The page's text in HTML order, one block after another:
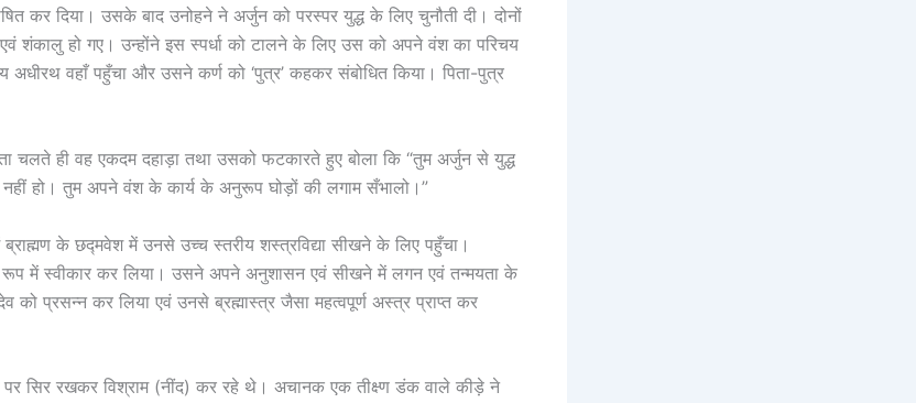
कर दिया। उसके बाद उनोहने ने अर्जुन को परस्पर युद्ध के लिए चुनौती दी। दोनों
शंकालु हो गए। उन्होंने इस स्पर्धा को टालने के लिए उस को अपने वंश का परिचय
वहाँ पहुँचा और उसने कर्ण को ‘पुत्र’ कहकर संबोधित किया। पिता-पुत्र
चलते ही वह एकदम दहाड़ा तथा उसको फटकारते हुए बोला कि “तुम अर्जुन से युद्ध
हो। तुम अपने वंश के कार्य के अनुरूप घोड़ों की लगाम सँभालो।”
के छद्मवेश में उनसे उच्च स्तरीय शस्त्रविद्या सीखने के लिए पहुँचा।
रूप में स्वीकार कर लिया। उसने अपने अनुशासन एवं सीखने में लगन एवं तन्मयता के
को प्रसन्न कर लिया एवं उनसे ब्रह्मास्त्र जैसा महत्वपूर्ण अस्त्र प्राप्त कर
सिर रखकर विश्राम (नींद) कर रहे थे। अचानक एक तीक्ष्ण डंक वाले कीड़े ने